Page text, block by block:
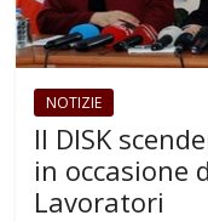
NOTIZIE
Il DISK
in occasione
Lavoratori